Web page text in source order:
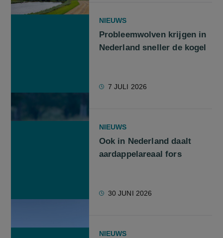
NIEUWS
Probleemwolven krijgen in
Nederland sneller de kogel
7 JULI 2026
NIEUWS
Ook in Nederland daalt
aardappelareaal fors
30 JUNI 2026
NIEUWS